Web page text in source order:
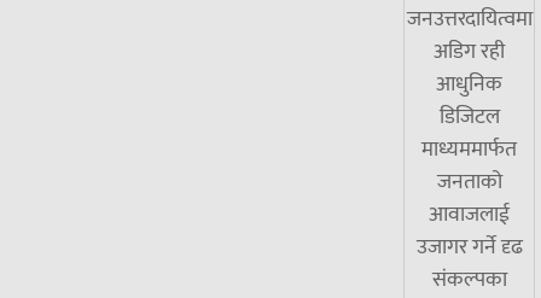
जनउत्तरदायित्वमा
अडिग रही
आधुनिक
डिजिटल
माध्यममार्फत
जनताको
आवाजलाई
उजागर गर्ने दृढ
संकल्पका